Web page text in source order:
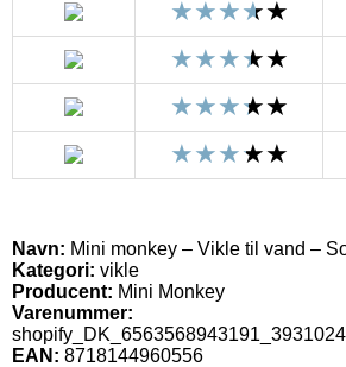
Navn: Mini monkey – Vikle til vand –
Kategori: vikle
Producent: Mini Monkey
Varenummer:
EAN: 8718144960556